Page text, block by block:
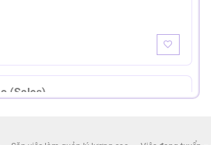
(Sales)